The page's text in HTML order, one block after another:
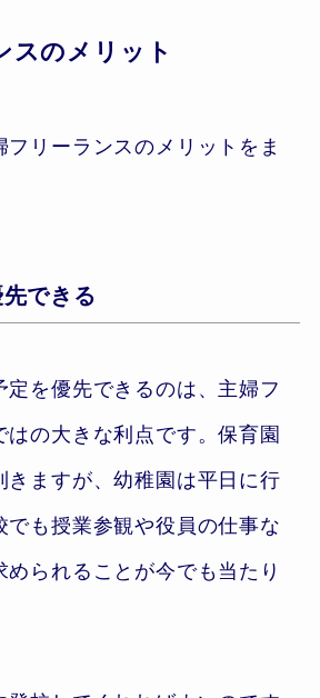
スのメリット
フリーランスのメリットをま
できる
定を優先できるのは、主婦フ
はの大きな利点です。保育園
きますが、幼稚園は平日に行
でも授業参観や役員の仕事な
められることが今でも当たり